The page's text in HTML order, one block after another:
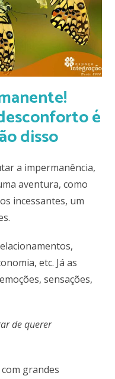
é
disso
a impermanência,
aventura, como
incessantes, um
etc. Já as
sensações,
de querer
grandes